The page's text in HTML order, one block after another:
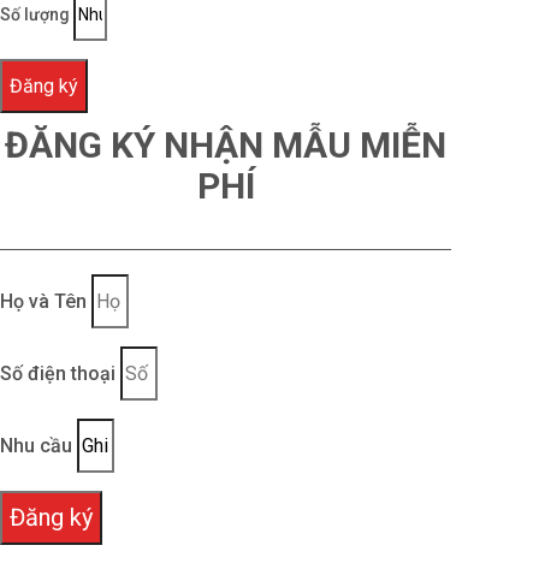
Số lượng
Đăng ký
ĐĂNG KÝ NHẬN MẪU MIỄN
PHÍ
Họ và Tên
Số điện thoại
Nhu cầu
Đăng ký